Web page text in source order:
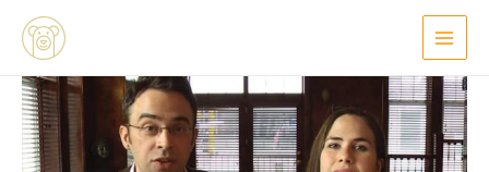
contenido
Main
Menu
de
entradas